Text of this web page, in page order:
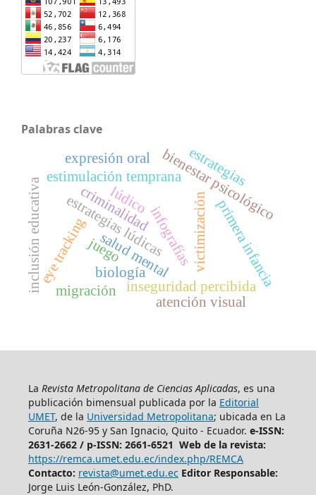
Palabras clave
criminalidad
salud mental victimización
inseguridad percibida
bienestar psicológico
estimulación temprana
primera infancia
estrategias lúdicas
expresión oral
eye tracking
atención visual
infografías
biología
juego
estrategias
lúdico
migración
inclusión educativa
La Revista Metropolitana de Ciencias Aplicadas, es una
publicación bimensual publicada por la Editorial
UMET, de la Universidad Metropolitana; ubicada en La
Coruña N26-95 y San Ignacio, Quito - Ecuador. e-ISSN:
2631-2662 / p-ISSN: 2661-6521 Web de la revista:
https://remca.umet.edu.ec/index.php/REMCA
Contacto: revista@umet.edu.ec Editor Responsable:
Jorge Luis León-González, PhD.